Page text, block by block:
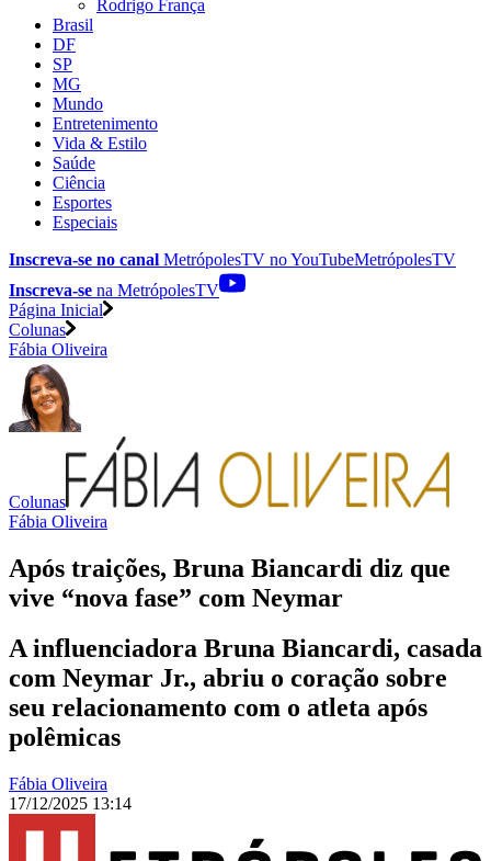
Rodrigo França
Brasil
DF
SP
MG
Mundo
Entretenimento
Vida & Estilo
Saúde
Ciência
Esportes
Especiais
Inscreva-se no canal MetrópolesTV noYouTubeMetrópolesTV
Inscreva-se na MetrópolesTV
Página Inicial
Colunas
Fábia Oliveira
Colunas
Fábia Oliveira
Após traições, Bruna Biancardi diz que
vive “nova fase” com Neymar
A influenciadora Bruna Biancardi, casada
com Neymar Jr., abriu o coração sobre
seu relacionamento com o atleta após
polêmicas
Fábia Oliveira
17/12/2025 13:14